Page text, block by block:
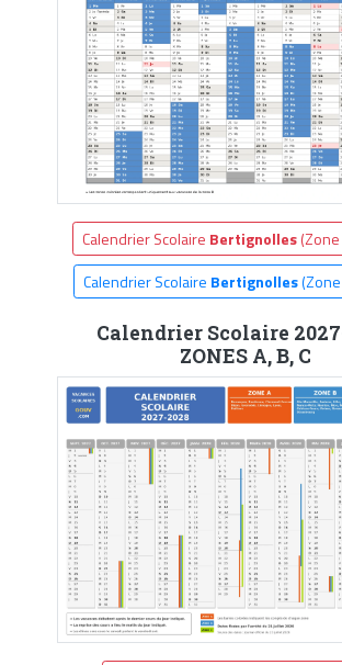
Calendrier Scolaire Bertignolles(Zone
Calendrier Scolaire Bertignolles
Calendrier Scolaire
ZONES A, B, C